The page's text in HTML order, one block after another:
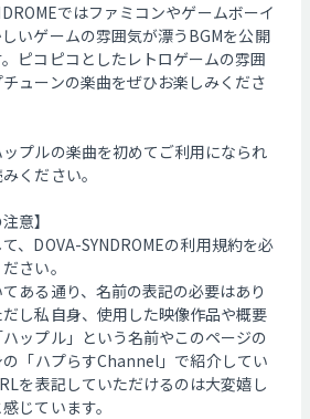
ではファミコンやゲームボーイ
いゲームの雰囲気が漂うBGMを公開
。ピコピコとしたレトロゲームの雰囲
ューンの楽曲をぜひお楽しみくださ
プルの楽曲を初めてご利用になられ
ください。
意】
、DOVA-SYNDROMEの利用規約を必
さい。
ある通り、名前の表記の必要はあり
だし私自身、使用した映像作品や概要
ップル」という名前やこのページの
の「ハプらすChannel」で紹介してい
を表記していただけるのは大変嬉し
じています。